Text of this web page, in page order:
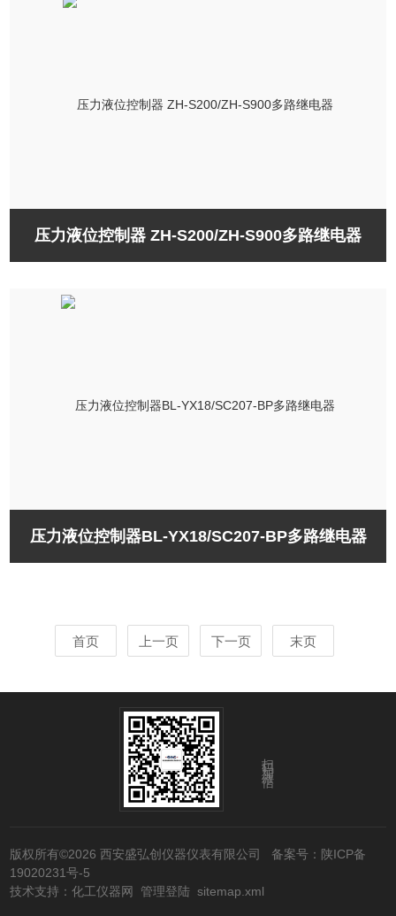
压力液位控制器 ZH-S200/ZH-S900多路继电器
压力液位控制器BL-YX18/SC207-BP多路继电器
首页 上一页 下一页 末页
扫码加微信
版权所有©2026 西安盛弘创仪器仪表有限公司 备案号：陕ICP备
19020231号-5
技术支持：化工仪器网 管理登陆 sitemap.xml